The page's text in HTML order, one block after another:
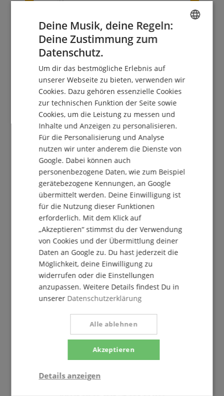
Kostenlos abonnieren »
Mehr Info »
0224-732412
Heute erreichbar: 09:30 - 13:30
Weitere Informationen
Versandkosten
Keine Versandkostenfür Paketversand innerhalb
Österreichs ab einem Warenwert von 49 Euro.
Darunter bezahlst Du lediglich 4,99 Euro
Wir haben keinen Mindestbestellwert.
weitere Informationen
FRENCH
ITALIAN
SPANISH
Deine Musik, deine Regeln:
Deine Zustimmung zum
Datenschutz.
Um dir das bestmögliche Erlebnis auf
unserer Webseite zu bieten, verwenden wir
Cookies. Dazu gehören essenzielle Cookies
zur technischen Funktion der Seite sowie
Cookies, um die Leistung zu messen und
Inhalte und Anzeigen zu personalisieren.
Für die Personalisierung und Analyse
nutzen wir unter anderem die Dienste von
Google. Dabei können auch
personenbezogene Daten, wie zum Beispiel
gerätebezogene Kennungen, an Google
übermittelt werden. Deine Einwilligung ist
für die Nutzung dieser Funktionen
erforderlich. Mit dem Klick auf
„Akzeptieren“ stimmst du der Verwendung
von Cookies und der Übermittlung deiner
Daten an Google zu. Du hast jederzeit die
Möglichkeit, deine Einwilligung zu
widerrufen oder die Einstellungen
anzupassen. Weitere Details findest Du in
unserer Datenschutzerklärung
Akzeptieren
Alle ablehnen
Details anzeigen